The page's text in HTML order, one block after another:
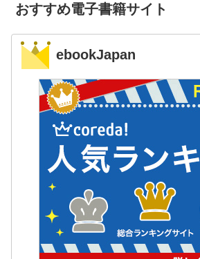
おすすめ電子書籍サイト
ebookJapan